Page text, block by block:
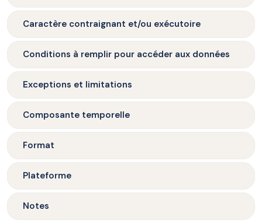
Caractère contraignant et/ou exécutoire
Conditions à remplir pour accéder aux données
Exceptions et limitations
Composante temporelle
Format
Plateforme
Notes